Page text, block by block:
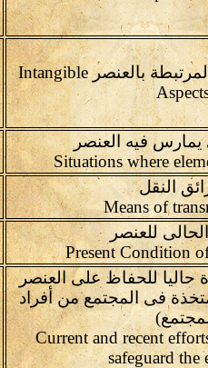
العناصر غير المادية المرتبطة بالعنصر Intangible
يمارس فيه العنصر
النقل
للعنصر
حاليا للحفاظ على العنصر
فى المجتمع من أفراد
Current and recent
safeguard the